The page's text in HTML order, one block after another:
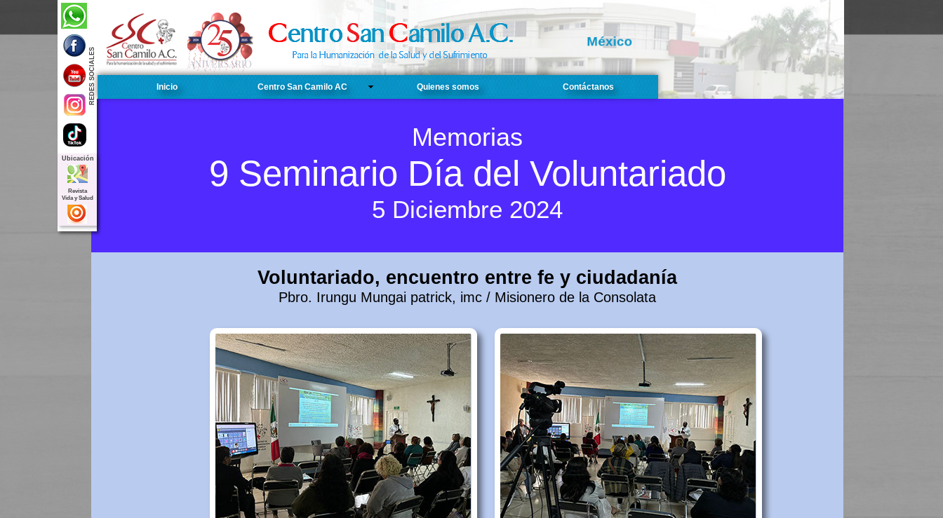
Revista
Vida y Salud
REDES SOCIALES
Ubicación
Inicio Centro San Camilo AC Quienes somos Contáctanos
México
Memorias
9 Seminario Día del Voluntariado
5 Diciembre 2024
Voluntariado, encuentro entre fe y ciudadanía
Pbro. Irungu Mungai patrick, imc / Misionero de la Consolata